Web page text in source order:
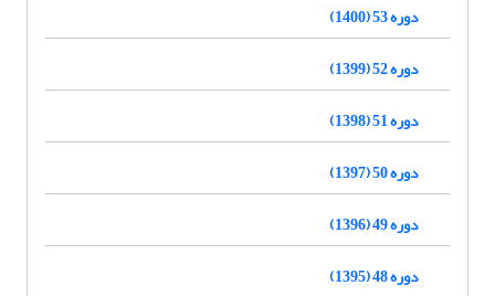
دوره 53 (1400)
دوره 52 (1399)
دوره 51 (1398)
دوره 50 (1397)
دوره 49 (1396)
دوره 48 (1395)